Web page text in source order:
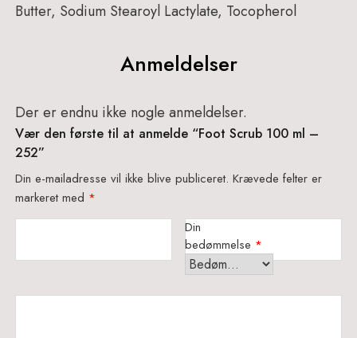
Butter, Sodium Stearoyl Lactylate, Tocopherol
Anmeldelser
Der er endnu ikke nogle anmeldelser.
Vær den første til at anmelde “Foot Scrub 100 ml –
252”
Din e-mailadresse vil ikke blive publiceret. Krævede felter er
markeret med *
Din
bedømmelse *